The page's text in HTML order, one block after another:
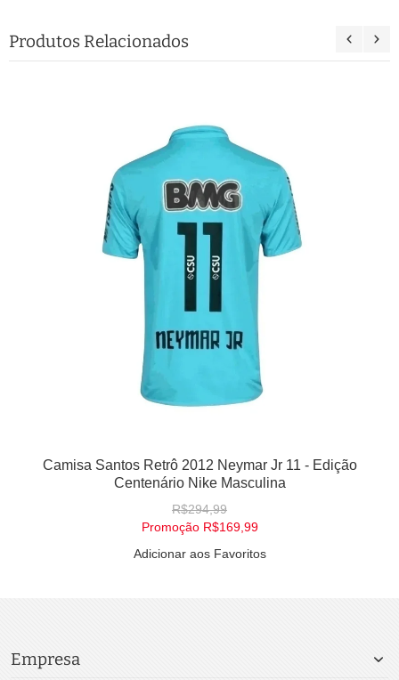
Produtos Relacionados
Camisa Santos Retrô 2012 Neymar Jr 11 - Edição
Centenário Nike Masculina
R$294,99
Promoção R$169,99
Adicionar aos Favoritos
Empresa